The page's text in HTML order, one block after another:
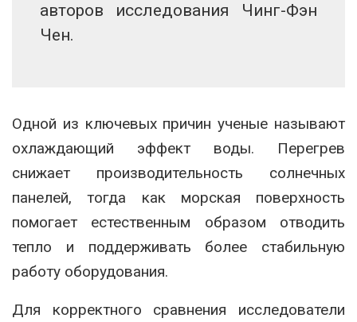
авторов исследования Чинг-Фэн
Чен.
Одной из ключевых причин ученые называют
охлаждающий эффект воды. Перегрев
снижает производительность солнечных
панелей, тогда как морская поверхность
помогает естественным образом отводить
тепло и поддерживать более стабильную
работу оборудования.
Для корректного сравнения исследователи